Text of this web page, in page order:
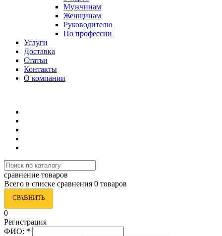
Мужчинам
Женщинам
Руководителю
По профессии
Услуги
Доставка
Статьи
Контакты
О компании
сравнение товаров
Всего в списке сравнения 0 товаров
СРАВНИТЬ
0
Регистрация
ФИО: *